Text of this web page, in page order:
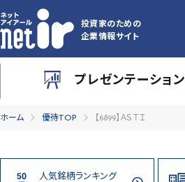
投資家のための
企業情報サイト
プレゼンテーション
ホーム 優待TOP 【6899】ＡＳＴＩ
人気銘柄ランキング